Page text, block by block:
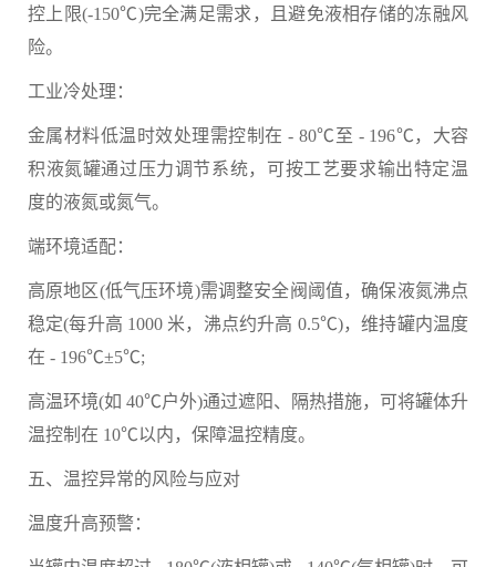
控上限(-150℃)完全满足需求，且避免液相存储的冻融风
险。
工业冷处理：
金属材料低温时效处理需控制在 - 80℃至 - 196℃，大容
积液氮罐通过压力调节系统，可按工艺要求输出特定温
度的液氮或氮气。
端环境适配：
高原地区(低气压环境)需调整安全阀阈值，确保液氮沸点
稳定(每升高 1000 米，沸点约升高 0.5℃)，维持罐内温度
在 - 196℃±5℃;
高温环境(如 40℃户外)通过遮阳、隔热措施，可将罐体升
温控制在 10℃以内，保障温控精度。
五、温控异常的风险与应对
温度升高预警：